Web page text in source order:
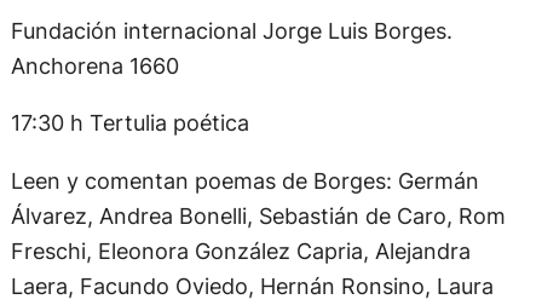
Fundación internacional Jorge Luis Borges.
Anchorena 1660
17:30 h Tertulia poética
Leen y comentan poemas de Borges: Germán
Álvarez, Andrea Bonelli, Sebastián de Caro, Rom
Freschi, Eleonora González Capria, Alejandra
Laera, Facundo Oviedo, Hernán Ronsino, Laura